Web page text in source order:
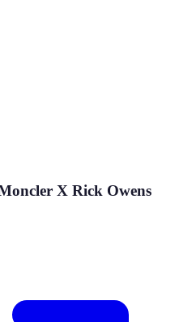
X Rick Owens